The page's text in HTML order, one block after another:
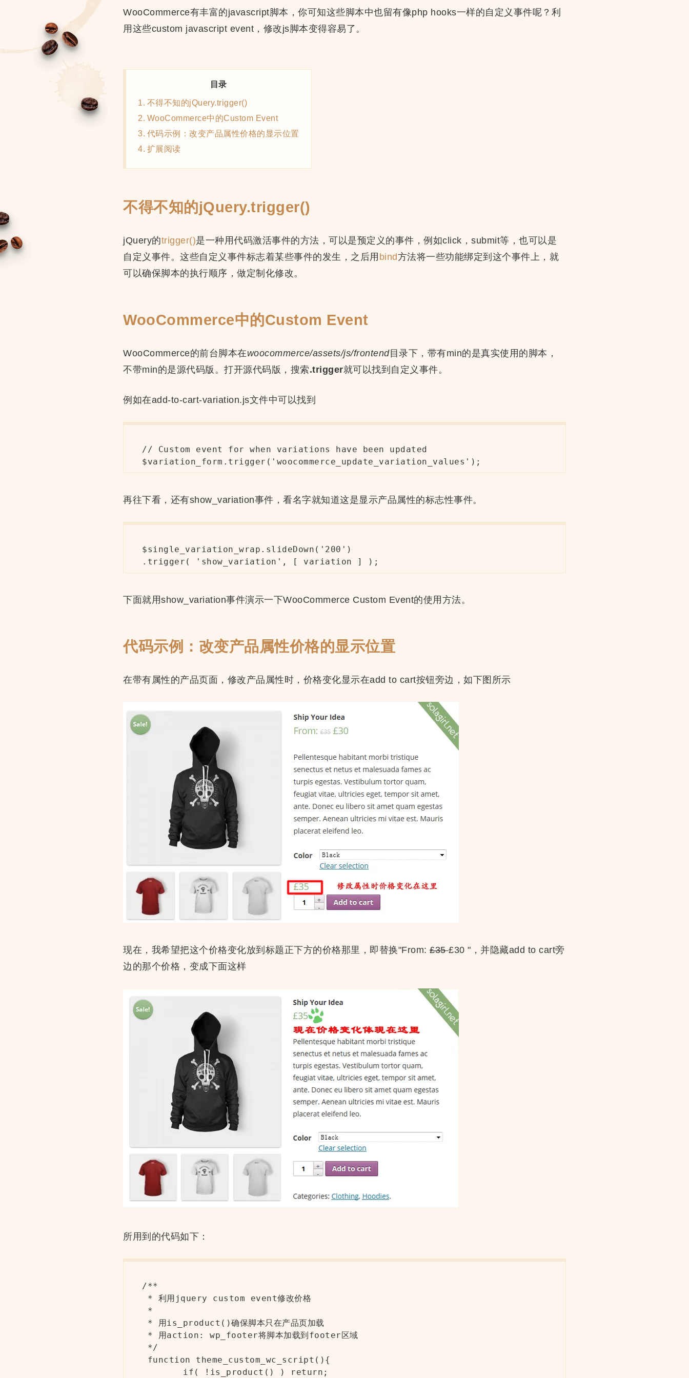
WooCommerce有丰富的javascript脚本，你可知这些脚本中也留有像php hooks一样的自定义事件呢？利
用这些custom javascript event，修改js脚本变得容易了。
目录
不得不知的jQuery.trigger()
WooCommerce中的Custom Event
代码示例：改变产品属性价格的显示位置
扩展阅读
不得不知的jQuery.trigger()
jQuery的trigger()是一种用代码激活事件的方法，可以是预定义的事件，例如click，submit等，也可以是
自定义事件。这些自定义事件标志着某些事件的发生，之后用 bind方法将一些功能绑定到这个事件上，就
可以确保脚本的执行顺序，做定制化修改。
WooCommerce中的Custom Event
WooCommerce的前台脚本在woocommerce/assets/js/frontend目录下，带有min的是真实使用的脚本，
不带min的是源代码版。打开源代码版，搜索.trigger就可以找到自定义事件。
例如在add-to-cart-variation.js文件中可以找到
// Custom event for when variations have been updated
$variation_form.trigger('woocommerce_update_variation_values');
再往下看，还有show_variation事件，看名字就知道这是显示产品属性的标志性事件。
$single_variation_wrap.slideDown('200')
.trigger( 'show_variation', [ variation ] );
下面就用show_variation事件演示一下WooCommerce Custom Event的使用方法。
代码示例：改变产品属性价格的显示位置
在带有属性的产品页面，修改产品属性时，价格变化显示在add to cart按钮旁边，如下图所示
现在，我希望把这个价格变化放到标题正下方的价格那里，即替换"From: £35£30 "，并隐藏add to cart旁
边的那个价格，变成下面这样
所用到的代码如下：
/**
* 利用jquery custom event修改价格
*
* 用is_product()确保脚本只在产品页加载
* 用action: wp_footer将脚本加载到footer区域
*/
function theme_custom_wc_script(){